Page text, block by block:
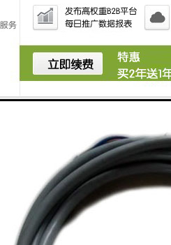
都应注意对工作电压、负载电
各项指标的要求。